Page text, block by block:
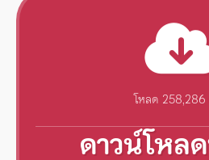
โหลด 258,286
ดาวน์โหล